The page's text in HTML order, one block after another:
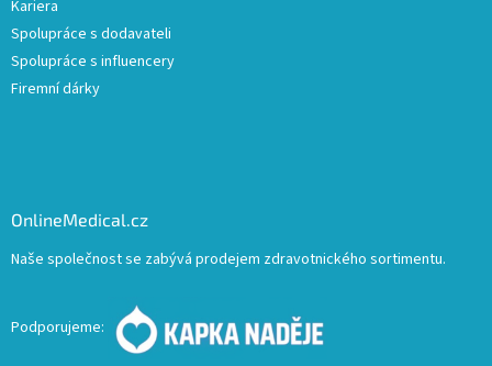
Kariera
Spolupráce s dodavateli
Spolupráce s influencery
Firemní dárky
OnlineMedical.cz
Naše společnost se zabývá prodejem zdravotnického sortimentu.
Podporujeme: